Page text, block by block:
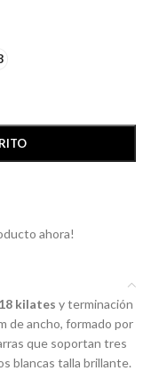
ahora!
kilates y terminación
de ancho, formado por
que soportan tres
blancas talla brillante.